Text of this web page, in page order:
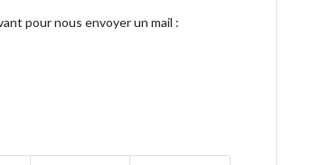
pour nous envoyer un mail :